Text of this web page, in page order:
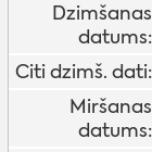
Dzimšanas
datums:
Citi dzimš. dati:
Miršanas
datums: